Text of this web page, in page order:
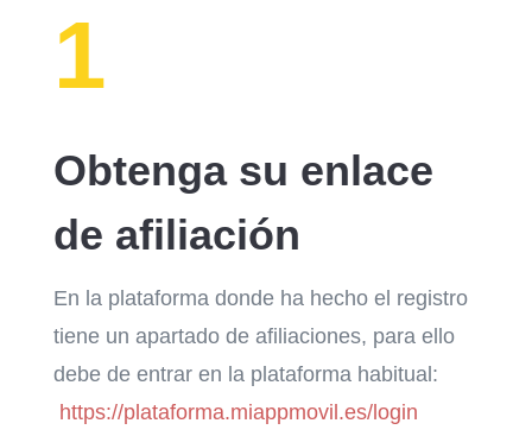
1
Obtenga su enlace
de afiliación
En la plataforma donde ha hecho el registro
tiene un apartado de afiliaciones, para ello
debe de entrar en la plataforma habitual:
https://plataforma.miappmovil.es/login